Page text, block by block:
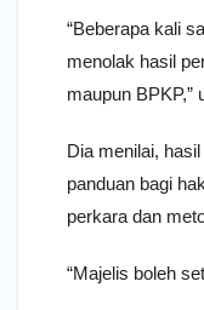
“Beberapa kali
menolak hasil
maupun BPKP,”
Dia menilai,
panduan bagi
perkara dan
“Majelis boleh